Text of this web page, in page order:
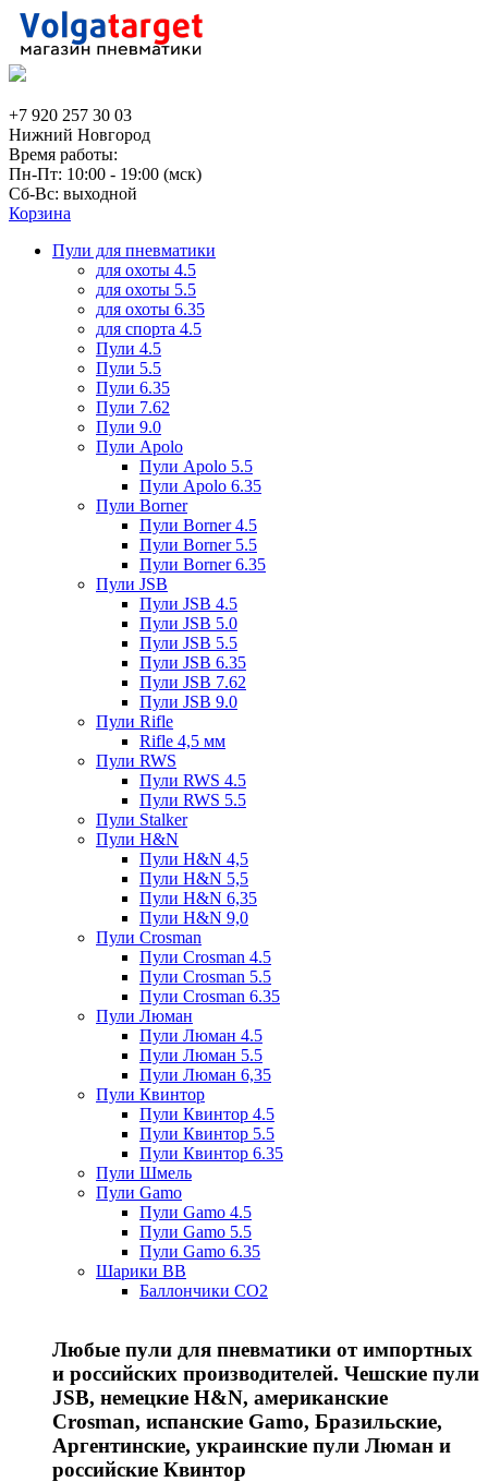
+7 920 257 30 03
Нижний Новгород
Время работы:
Пн-Пт: 10:00 - 19:00 (мск)
Сб-Вс: выходной
Корзина
Пули для пневматики
для охоты 4.5
для охоты 5.5
для охоты 6.35
для спорта 4.5
Пули 4.5
Пули 5.5
Пули 6.35
Пули 7.62
Пули 9.0
Пули Apolo
Пули Apolo 5.5
Пули Apolo 6.35
Пули Borner
Пули Borner 4.5
Пули Borner 5.5
Пули Borner 6.35
Пули JSB
Пули JSB 4.5
Пули JSB 5.0
Пули JSB 5.5
Пули JSB 6.35
Пули JSB 7.62
Пули JSB 9.0
Пули Rifle
Rifle 4,5 мм
Пули RWS
Пули RWS 4.5
Пули RWS 5.5
Пули Stalker
Пули H&N
Пули H&N 4,5
Пули H&N 5,5
Пули H&N 6,35
Пули H&N 9,0
Пули Crosman
Пули Crosman 4.5
Пули Crosman 5.5
Пули Crosman 6.35
Пули Люман
Пули Люман 4.5
Пули Люман 5.5
Пули Люман 6,35
Пули Квинтор
Пули Квинтор 4.5
Пули Квинтор 5.5
Пули Квинтор 6.35
Пули Шмель
Пули Gamo
Пули Gamo 4.5
Пули Gamo 5.5
Пули Gamo 6.35
Шарики BB
Баллончики CO2
Любые пули для пневматики от импортных
и российских производителей. Чешские пули
JSB, немецкие H&N, американские
Crosman, испанские Gamo, Бразильские,
Аргентинские, украинские пули Люман и
российские Квинтор